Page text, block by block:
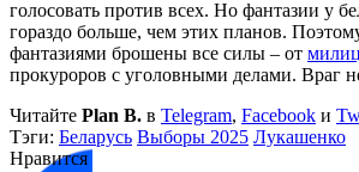
голосовать против всех. Но фантазии у
гораздо больше, чем этих планов.
фантазиями брошены все силы – от
прокуроров с уголовными делами. Враг
Читайте Plan B. в Telegram, Facebook и
Тэги: Беларусь Выборы 2025 Лукашенко
Нравится